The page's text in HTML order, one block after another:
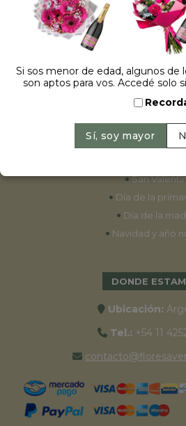
ESPECIALES
•
•15 años
• Bodas
•Aniversarios
•
•San
• Día de la
• Día de la
• Navidad y año
DONDE
Ubicación:
Tel.: +54 11
Si sos menor de edad, algunos
son aptos para vos. Accedé solo